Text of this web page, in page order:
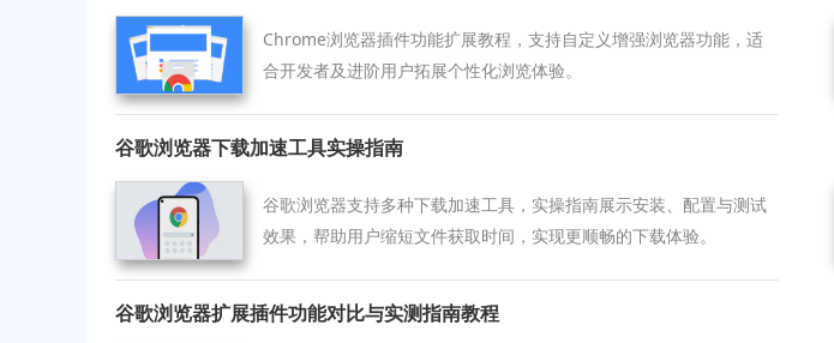
Chrome浏览器插件功能扩展教程，支持自定义增强浏览器功能，适
合开发者及进阶用户拓展个性化浏览体验。
谷歌浏览器下载加速工具实操指南
谷歌浏览器支持多种下载加速工具，实操指南展示安装、配置与测试
效果，帮助用户缩短文件获取时间，实现更顺畅的下载体验。
谷歌浏览器扩展插件功能对比与实测指南教程